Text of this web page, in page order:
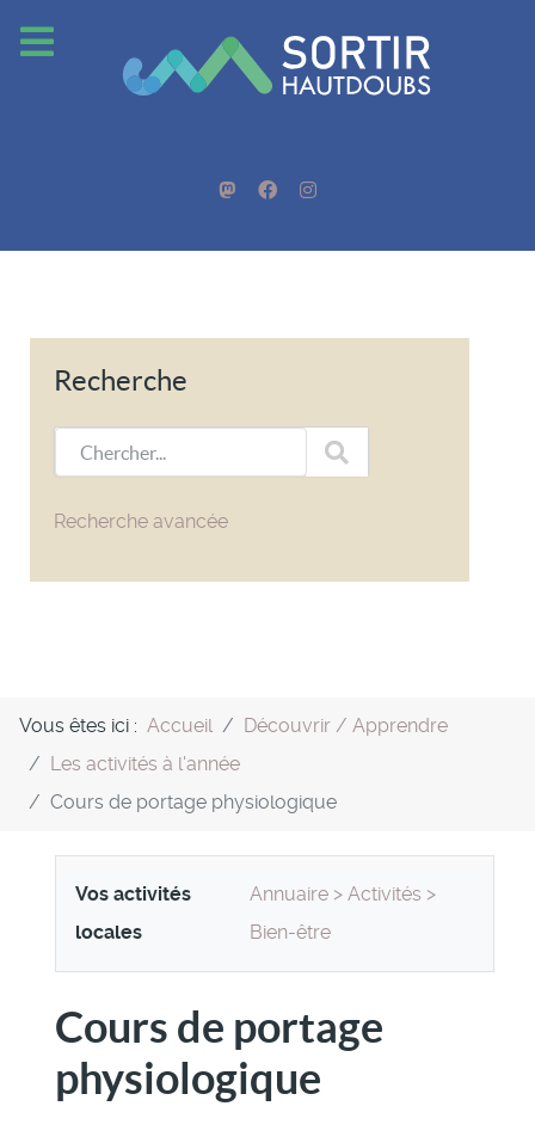
Recherche
Chercher...
Recherche avancée
Vous êtes ici : Accueil
Découvrir / Apprendre
Les activités à l'année
Cours de portage physiologique
Vos activités
locales
Annuaire> Activités >
Bien-être
Cours de portage
physiologique